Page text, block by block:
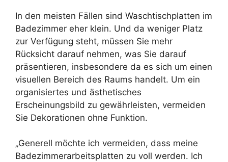
In den meisten Fällen sind Waschtischplatten im
Badezimmer eher klein. Und da weniger Platz
zur Verfügung steht, müssen Sie mehr
Rücksicht darauf nehmen, was Sie darauf
präsentieren, insbesondere da es sich um einen
visuellen Bereich des Raums handelt. Um ein
organisiertes und ästhetisches
Erscheinungsbild zu gewährleisten, vermeiden
Sie Dekorationen ohne Funktion.
„Generell möchte ich vermeiden, dass meine
Badezimmerarbeitsplatten zu voll werden. Ich